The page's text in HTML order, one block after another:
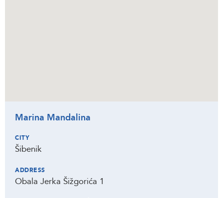
Marina Mandalina
CITY
Šibenik
ADDRESS
Obala Jerka Šižgorića 1